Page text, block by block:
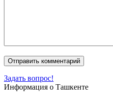
Задать вопрос!
Информация о Ташкенте